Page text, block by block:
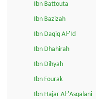
Ibn Battouta
Ibn Bazizah
Ibn Daqiq Al-'Id
Ibn Dhahirah
Ibn Dihyah
Ibn Fourak
Ibn Hajar Al-'Asqalani